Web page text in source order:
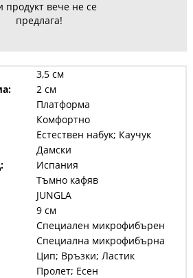
продукт вече не се
предлага!
3,5 см
2 см
Платформа
Комфортно
Естествен набук; Каучук
Дамски
Испания
Тъмно кафяв
JUNGLA
9 см
Специален микрофибърен
Специална микрофибърна
Цип; Връзки; Ластик
Пролет; Есен